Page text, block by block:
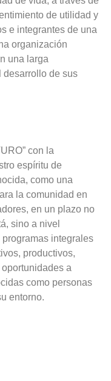
de utilidad y
e integrantes de una
organización
una larga
desarrollo de sus
con la
espíritu de
como una
la comunidad en
en un plazo no
sino a nivel
integrales
productivos,
a
como personas
entorno.